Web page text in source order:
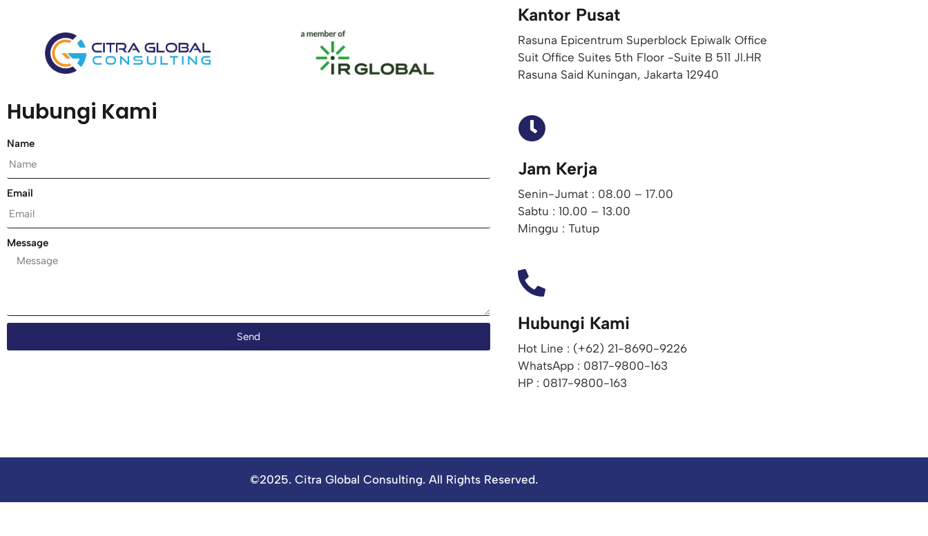
Hubungi Kami
Name
Email
Message
Send
Kantor Pusat
Rasuna Epicentrum Superblock Epiwalk Office
Suit Office Suites 5th Floor -Suite B 511 Jl.HR
Rasuna Said Kuningan, Jakarta 12940
Jam Kerja
Senin-Jumat : 08.00 – 17.00
Sabtu : 10.00 – 13.00
Minggu : Tutup
Hubungi Kami
Hot Line : (+62) 21-8690-9226​
WhatsApp : 0817-9800-163
HP : 0817-9800-163
©2025. Citra Global Consulting. All Rights Reserved.